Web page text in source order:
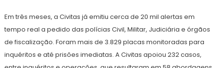
Em três meses, a Civitas já emitiu cerca de 20 mil alertas em
tempo real a pedido das polícias Civil, Militar, Judiciária e órgãos
de fiscalização. Foram mais de 3.829 placas monitoradas para
inquéritos e até prisões imediatas. A Civitas apoiou 232 casos,